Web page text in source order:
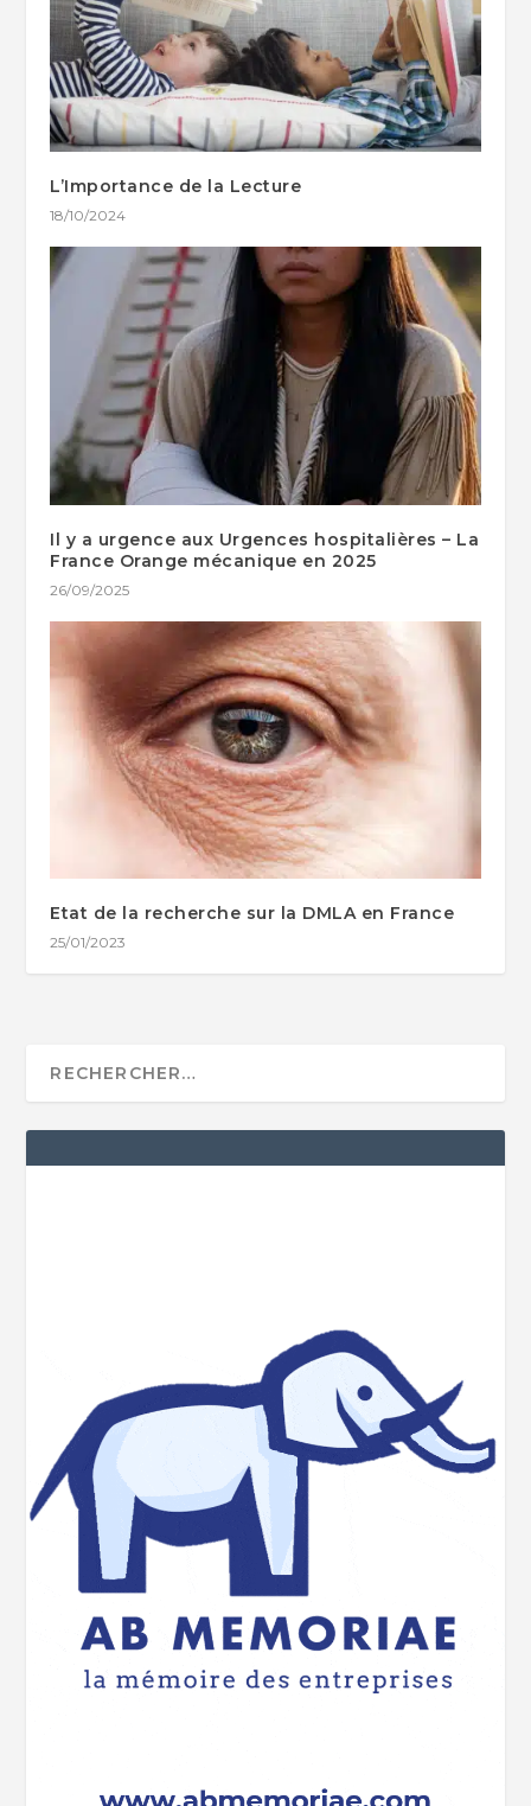
L’Importance de la Lecture
18/10/2024
Il y a urgence aux Urgences hospitalières – La
France Orange mécanique en 2025
26/09/2025
Etat de la recherche sur la DMLA en France
25/01/2023